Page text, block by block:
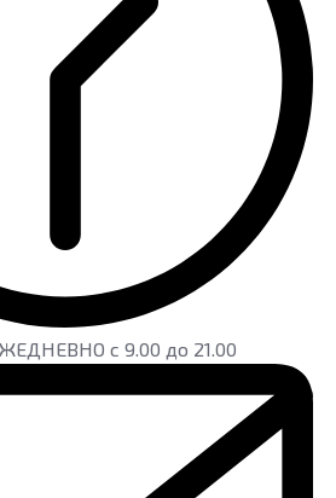
с 9.00 до 21.00